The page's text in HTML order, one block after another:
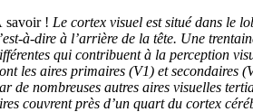
savoir ! Le cortex visuel est situé dans le
à-dire à l’arrière de la tête. Une
qui contribuent à la perception
les aires primaires (V1) et secondaires
de nombreuses autres aires visuelles
couvrent près d’un quart du cortex